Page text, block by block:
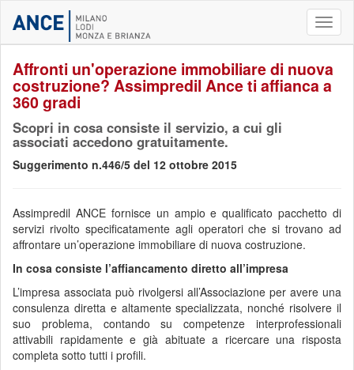
Affronti un'operazione immobiliare di nuova
costruzione? Assimpredil Ance ti affianca a
360 gradi
Scopri in cosa consiste il servizio, a cui gli
associati accedono gratuitamente.
Suggerimento n.446/5 del 12 ottobre 2015
Assimpredil ANCE fornisce un ampio e qualificato pacchetto di
servizi rivolto specificatamente agli operatori che si trovano ad
affrontare un’operazione immobiliare di nuova costruzione.
In cosa consiste l’affiancamento diretto all’impresa
L’impresa associata può rivolgersi all’Associazione per avere una
consulenza diretta e altamente specializzata, nonché risolvere il
suo problema, contando su competenze interprofessionali
attivabili rapidamente e già abituate a ricercare una risposta
completa sotto tutti i profili.